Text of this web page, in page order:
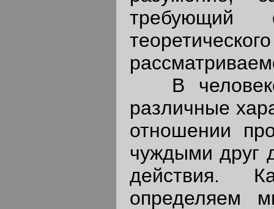
требующий
В человеке
различные
отношении
чуждыми друг
действия.
определяем